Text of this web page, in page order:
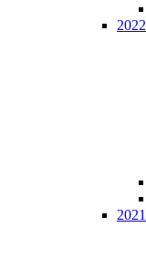
2022
2021